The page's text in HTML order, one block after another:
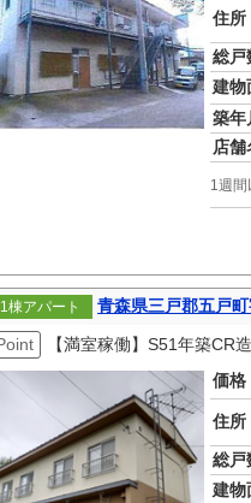
住所
総戸
建物
築年
店舗
1週間
1棟アパート
青森県三戸郡五戸
【満室稼働】S51年築
価格
住所
総戸
建物